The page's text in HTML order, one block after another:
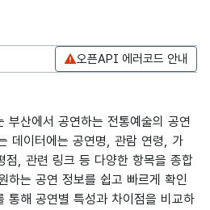
오픈API 에러코드 안내
부산에서 공연하는 전통예술의 공연
데이터에는 공연명, 관람 연령, 가
, 관련 링크 등 다양한 항목을 종합
하는 공연 정보를 쉽고 빠르게 확인
통해 공연별 특성과 차이점을 비교하